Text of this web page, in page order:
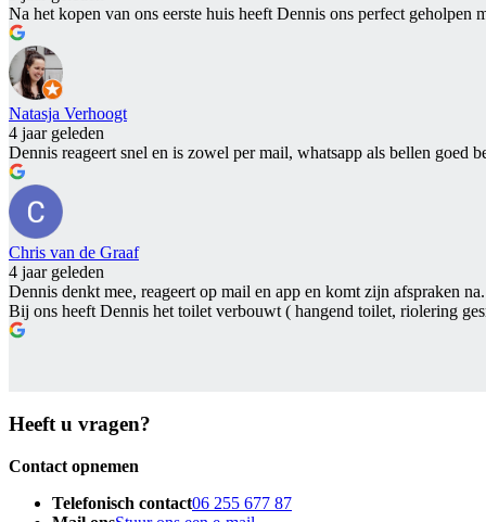
Na het kopen van ons eerste huis heeft Dennis ons perfect
Natasja Verhoogt
4 jaar geleden
Dennis reageert snel en is zowel per mail, whatsapp als bellen
Chris van de Graaf
4 jaar geleden
Dennis denkt mee, reageert op mail en app en komt zijn afspraken
Bij ons heeft Dennis het toilet verbouwt ( hangend toilet, riolering
Heeft u vragen?
Contact opnemen
Telefonisch contact06 255 677 87